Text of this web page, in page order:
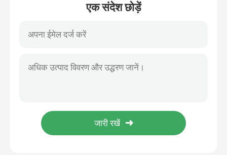
फैक्टरी यात्रा
गुणवत्ता नियंत्रण
समाचार
एक संदेश छोड़ें